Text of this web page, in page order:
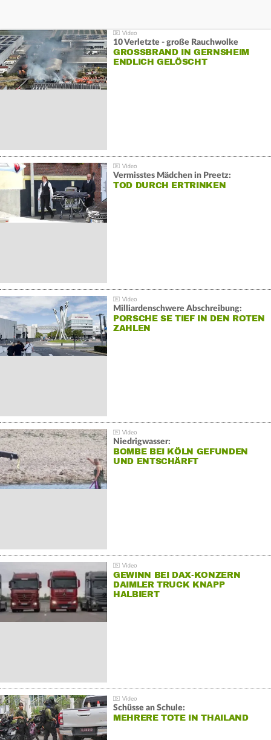
10 Verletzte - große Rauchwolke
GROSSBRAND IN GERNSHEIM E
NDLICH GELÖSCHT
Vermisstes Mädchen in Preetz:
TOD DURCH ERTRINKEN
Milliardenschwere Abschreibung:
PORSCHE SE TIEF IN DEN ROTEN
ZAHLEN
Niedrigwasser:
BOMBE BEI KÖLN GEFUNDEN
UND ENTSCHÄRFT
GEWINN BEI DAX-KONZERN
DAIMLER TRUCK KNAPP
HALBIERT
Schüsse an Schule:
MEHRERE TOTE IN THAILAND